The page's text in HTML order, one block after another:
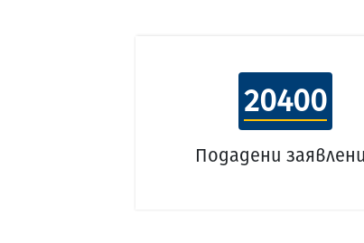
20400
Подадени